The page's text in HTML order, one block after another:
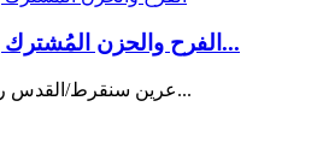
الفرح والحزن المُشترك يقوي وحدة الفلسطين...
عرين سنقرط/القدس ربما قطار الفرح في مدينتي...